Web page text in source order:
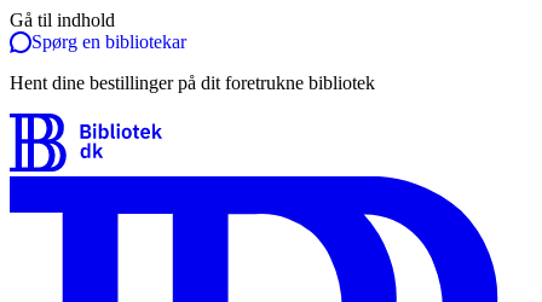
Gå til indhold
Spørg en bibliotekar
Hent dine bestillinger på dit foretrukne bibliotek